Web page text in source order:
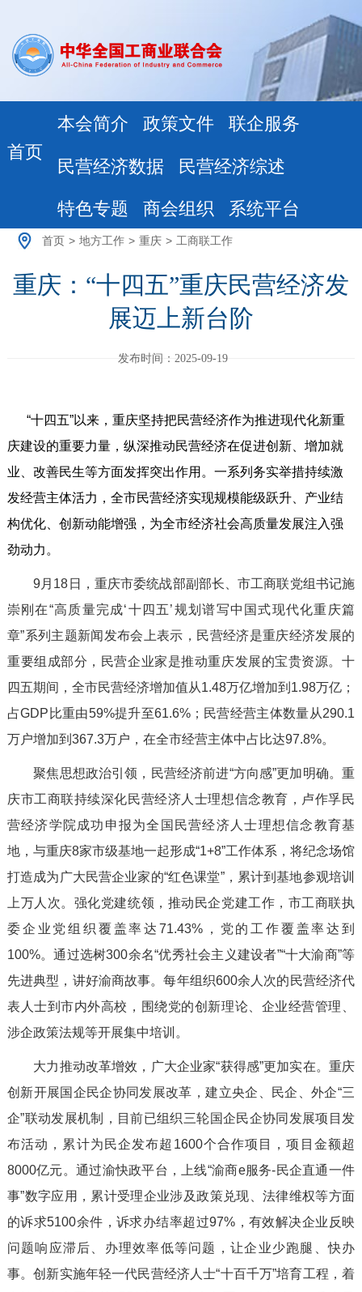
首页
本会简介 政策文件 联企服务
民营经济数据 民营经济综述
特色专题 商会组织 系统平台
首页 > 地方工作 > 重庆 > 工商联工作
重庆：“十四五”重庆民营经济发
展迈上新台阶
发布时间：2025-09-19
“十四五”以来，重庆坚持把民营经济作为推进现代化新重
庆建设的重要力量，纵深推动民营经济在促进创新、增加就
业、改善民生等方面发挥突出作用。一系列务实举措持续激
发经营主体活力，全市民营经济实现规模能级跃升、产业结
构优化、创新动能增强，为全市经济社会高质量发展注入强
劲动力。
9月18日，重庆市委统战部副部长、市工商联党组书记施
崇刚在“高质量完成‘十四五’规划谱写中国式现代化重庆篇
章”系列主题新闻发布会上表示，民营经济是重庆经济发展的
重要组成部分，民营企业家是推动重庆发展的宝贵资源。十
四五期间，全市民营经济增加值从1.48万亿增加到1.98万亿；
占GDP比重由59%提升至61.6%；民营经营主体数量从290.1
万户增加到367.3万户，在全市经营主体中占比达97.8%。
聚焦思想政治引领，民营经济前进“方向感”更加明确。重
庆市工商联持续深化民营经济人士理想信念教育，卢作孚民
营经济学院成功申报为全国民营经济人士理想信念教育基
地，与重庆8家市级基地一起形成“1+8”工作体系，将纪念场馆
打造成为广大民营企业家的“红色课堂”，累计到基地参观培训
上万人次。强化党建统领，推动民企党建工作，市工商联执
委企业党组织覆盖率达71.43%，党的工作覆盖率达到
100%。通过选树300余名“优秀社会主义建设者”“十大渝商”等
先进典型，讲好渝商故事。每年组织600余人次的民营经济代
表人士到市内外高校，围绕党的创新理论、企业经营管理、
涉企政策法规等开展集中培训。
大力推动改革增效，广大企业家“获得感”更加实在。重庆
创新开展国企民企协同发展改革，建立央企、民企、外企“三
企”联动发展机制，目前已组织三轮国企民企协同发展项目发
布活动，累计为民企发布超1600个合作项目，项目金额超
8000亿元。通过渝快政平台，上线“渝商e服务-民企直通一件
事”数字应用，累计受理企业涉及政策兑现、法律维权等方面
的诉求5100余件，诉求办结率超过97%，有效解决企业反映
问题响应滞后、办理效率低等问题，让企业少跑腿、快办
事。创新实施年轻一代民营经济人士“十百千万”培育工程，着